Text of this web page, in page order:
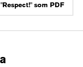
som PDF